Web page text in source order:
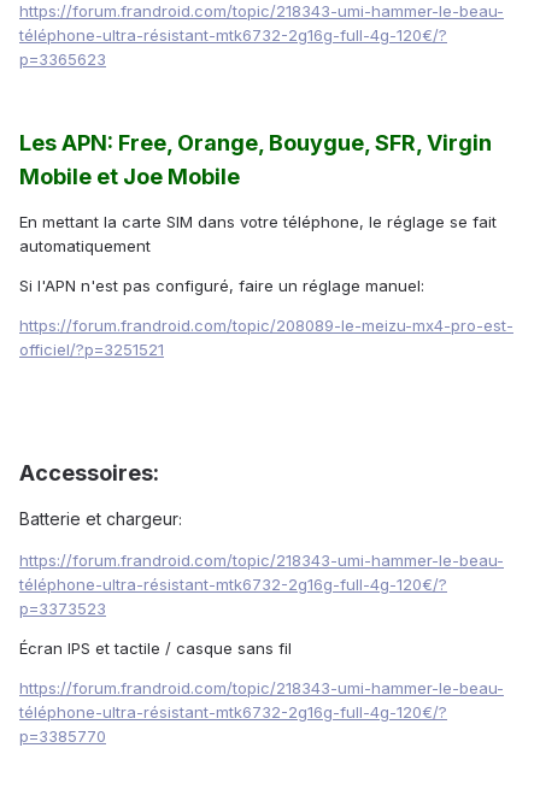
https://forum.frandroid.com/topic/218343-umi-hammer-le-beau-
téléphone-ultra-résistant-mtk6732-2g16g-full-4g-120€/?
p=3365623
Les APN: Free, Orange, Bouygue, SFR, Virgin
Mobile et Joe Mobile
En mettant la carte SIM dans votre téléphone, le réglage se fait
automatiquement
Si l'APN n'est pas configuré, faire un réglage manuel:
https://forum.frandroid.com/topic/208089-le-meizu-mx4-pro-est-
officiel/?p=3251521
Accessoires:
Batterie et chargeur:
https://forum.frandroid.com/topic/218343-umi-hammer-le-beau-
téléphone-ultra-résistant-mtk6732-2g16g-full-4g-120€/?
p=3373523
Écran IPS et tactile / casque sans fil
https://forum.frandroid.com/topic/218343-umi-hammer-le-beau-
téléphone-ultra-résistant-mtk6732-2g16g-full-4g-120€/?
p=3385770